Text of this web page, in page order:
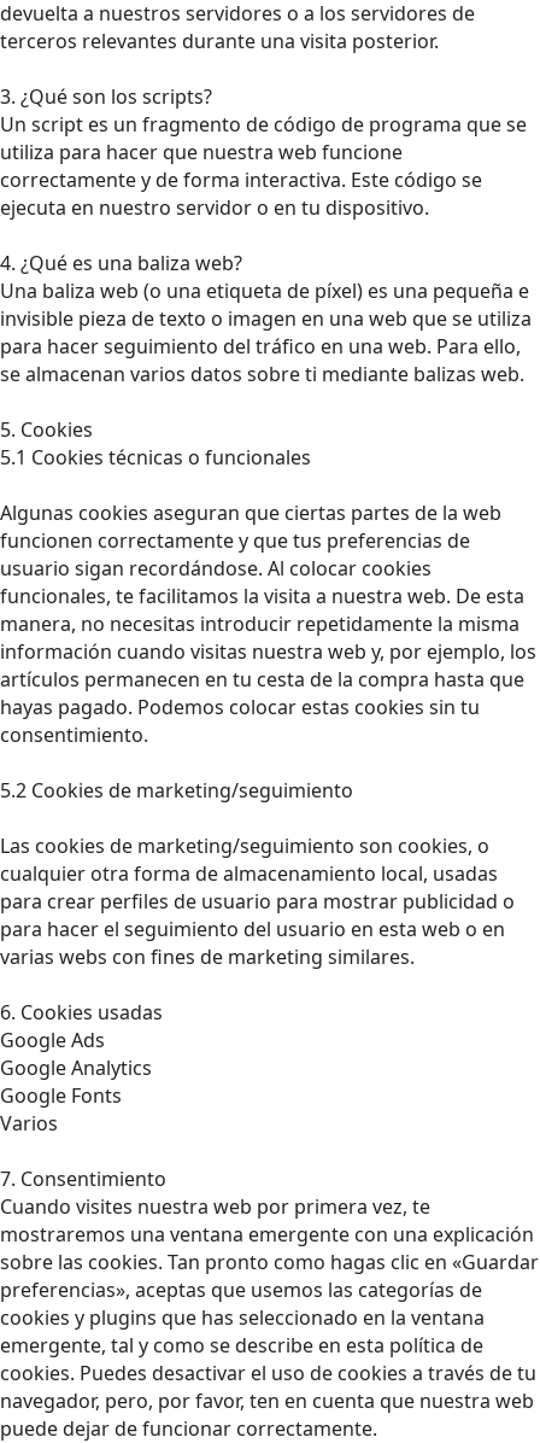
devuelta a nuestros servidores o a los servidores de
terceros relevantes durante una visita posterior.
3. ¿Qué son los scripts?
Un script es un fragmento de código de programa que se
utiliza para hacer que nuestra web funcione
correctamente y de forma interactiva. Este código se
ejecuta en nuestro servidor o en tu dispositivo.
4. ¿Qué es una baliza web?
Una baliza web (o una etiqueta de píxel) es una pequeña e
invisible pieza de texto o imagen en una web que se utiliza
para hacer seguimiento del tráfico en una web. Para ello,
se almacenan varios datos sobre ti mediante balizas web.
5. Cookies
5.1 Cookies técnicas o funcionales
Algunas cookies aseguran que ciertas partes de la web
funcionen correctamente y que tus preferencias de
usuario sigan recordándose. Al colocar cookies
funcionales, te facilitamos la visita a nuestra web. De esta
manera, no necesitas introducir repetidamente la misma
información cuando visitas nuestra web y, por ejemplo, los
artículos permanecen en tu cesta de la compra hasta que
hayas pagado. Podemos colocar estas cookies sin tu
consentimiento.
5.2 Cookies de marketing/seguimiento
Las cookies de marketing/seguimiento son cookies, o
cualquier otra forma de almacenamiento local, usadas
para crear perfiles de usuario para mostrar publicidad o
para hacer el seguimiento del usuario en esta web o en
varias webs con fines de marketing similares.
6. Cookies usadas
Google Ads
Google Analytics
Google Fonts
Varios
7. Consentimiento
Cuando visites nuestra web por primera vez, te
mostraremos una ventana emergente con una explicación
sobre las cookies. Tan pronto como hagas clic en «Guardar
preferencias», aceptas que usemos las categorías de
cookies y plugins que has seleccionado en la ventana
emergente, tal y como se describe en esta política de
cookies. Puedes desactivar el uso de cookies a través de tu
navegador, pero, por favor, ten en cuenta que nuestra web
puede dejar de funcionar correctamente.